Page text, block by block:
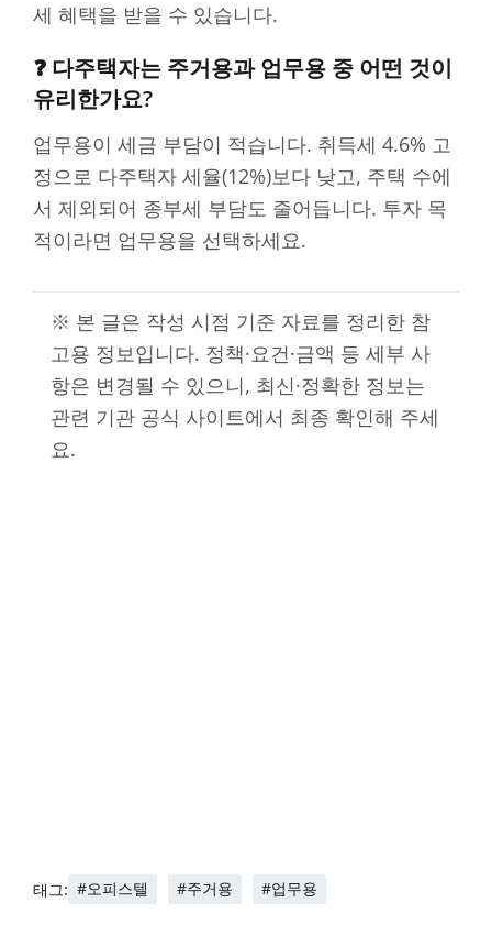
세 혜택을 받을 수 있습니다.
❓ 다주택자는 주거용과 업무용 중 어떤 것이
유리한가요?
업무용이 세금 부담이 적습니다. 취득세 4.6% 고
정으로 다주택자 세율(12%)보다 낮고, 주택 수에
서 제외되어 종부세 부담도 줄어듭니다. 투자 목
적이라면 업무용을 선택하세요.
※ 본 글은 작성 시점 기준 자료를 정리한 참
고용 정보입니다. 정책·요건·금액 등 세부 사
항은 변경될 수 있으니, 최신·정확한 정보는
관련 기관 공식 사이트에서 최종 확인해 주세
요.
태그: #오피스텔 #주거용 #업무용